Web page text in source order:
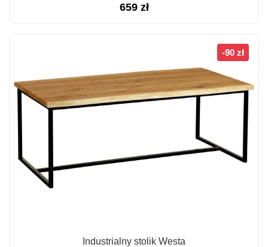
659 zł
-90 zł
Industrialny stolik Westa